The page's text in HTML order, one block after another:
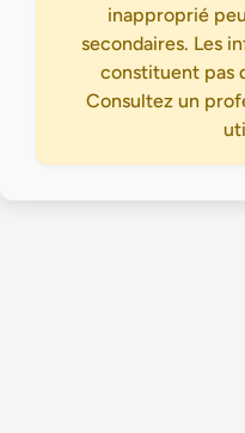
inapproprié
secondaires. Les
constituent pas
Consultez un